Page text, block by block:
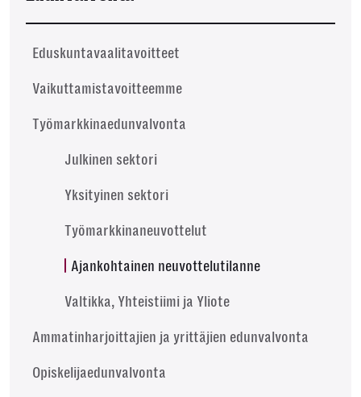
Eduskuntavaalitavoitteet
Vaikuttamistavoitteemme
Työmarkkinaedunvalvonta
Julkinen sektori
Yksityinen sektori
Työmarkkinaneuvottelut
Ajankohtainen neuvottelutilanne
Valtikka, Yhteistiimi ja Yliote
Ammatinharjoittajien ja yrittäjien edunvalvonta
Opiskelijaedunvalvonta